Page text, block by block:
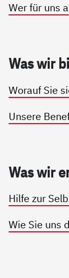
Wer für uns
Was wir
Worauf Sie
Unsere
Was wir
Hilfe zur
Wie Sie uns